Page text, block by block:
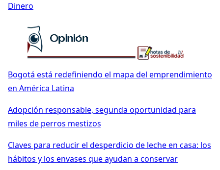
Dinero
Bogotá está redefiniendo el mapa del emprendimiento
en América Latina
Adopción responsable, segunda oportunidad para
miles de perros mestizos
Claves para reducir el desperdicio de leche en casa: los
hábitos y los envases que ayudan a conservar